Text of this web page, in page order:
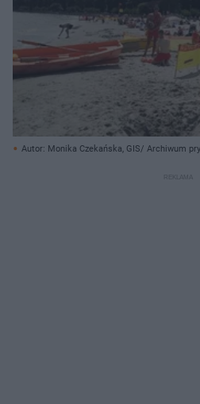
Autor: Monika Czekańska, GIS/ Archiwum